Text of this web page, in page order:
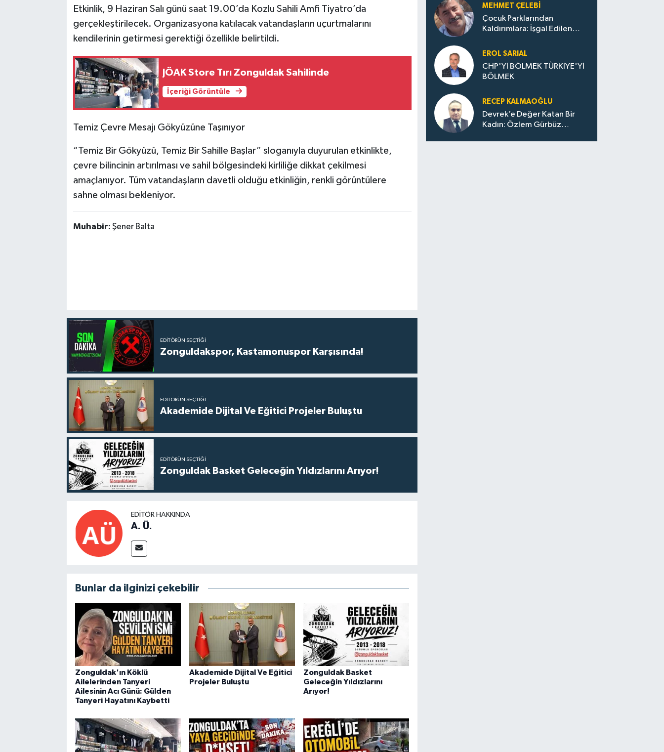
Etkinlik, 9 Haziran Salı günü saat 19.00’da Kozlu Sahili Amfi Tiyatro’da
gerçekleştirilecek. Organizasyona katılacak vatandaşların uçurtmalarını
kendilerinin getirmesi gerektiği özellikle belirtildi.
JÖAK Store Tırı Zonguldak Sahilinde
İçeriği Görüntüle
Temiz Çevre Mesajı Gökyüzüne Taşınıyor
“Temiz Bir Gökyüzü, Temiz Bir Sahille Başlar” sloganıyla duyurulan etkinlikte,
çevre bilincinin artırılması ve sahil bölgesindeki kirliliğe dikkat çekilmesi
amaçlanıyor. Tüm vatandaşların davetli olduğu etkinliğin, renkli görüntülere
sahne olması bekleniyor.
Muhabir: Şener Balta
EDITÖRÜN SEÇTIĞI
Zonguldakspor, Kastamonuspor Karşısında!
EDITÖRÜN SEÇTIĞI
Akademide Dijital Ve Eğitici Projeler Buluştu
EDITÖRÜN SEÇTIĞI
Zonguldak Basket Geleceğin Yıldızlarını Arıyor!
EDITÖR HAKKINDA
A. Ü.
Bunlar da ilginizi çekebilir
Zonguldak'ın Köklü
Ailelerinden Tanyeri
Ailesinin Acı Günü: Gülden
Tanyeri Hayatını Kaybetti
Akademide Dijital Ve Eğitici
Projeler Buluştu
Zonguldak Basket
Geleceğin Yıldızlarını
Arıyor!
MEHMET ÇELEBI
Çocuk Parklarından
Kaldırımlara: İşgal Edilen
Evler Çöp Dolu
EROL SARIAL
CHP'Yİ BÖLMEK TÜRKİYE'Yİ
BÖLMEK
RECEP KALMAOĞLU
Devrek’e Değer Katan Bir
Kadın: Özlem Gürbüz